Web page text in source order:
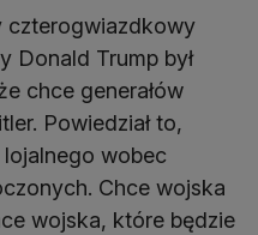
czterogwiazdkowy
Donald Trump był
chce generałów
Powiedział to,
wobec
Chce wojska
wojska, które będzie